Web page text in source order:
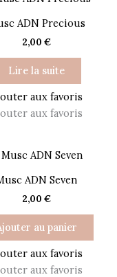
ADN Precious
2,00 €
Lire la suite
aux favoris
aux favoris
ADN Seven
2,00 €
au panier
aux favoris
aux favoris